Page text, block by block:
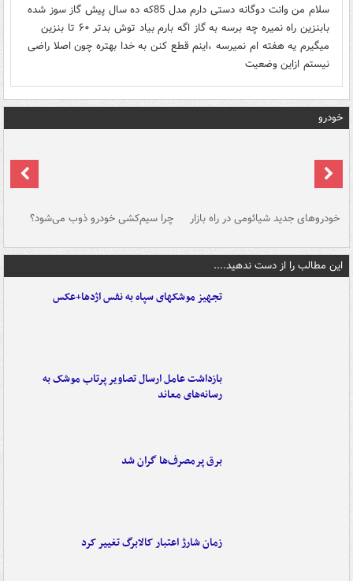
سلام من وانت دوگانه دستی دارم مدل 85که ده سال پیش گاز سوز شده
بابنزین راه نمیره چه برسه به گاز اگه بارم بیاد توش بدتر ۶۰ تا بنزین
میگیرم یه هفته ام نمیرسه ،اینم قطع کنن به خدا بهتره چون اصلا راضی
نیستم ازاین وضعیت
خودرو
خودروهای جدید شیائومی در راه بازار چرا سیم‌کشی خودرو ذوب می‌شود؟
این مطالب را از دست ندهید....
تجهیز موشکهای سپاه به نفس اژدها+عکس
بازداشت عامل ارسال تصاویر پرتاب موشک به
رسانه‌های معاند
برق پرمصرف‌ها گران شد
زمان شارژ اعتبار کالابرگ تغییر کرد